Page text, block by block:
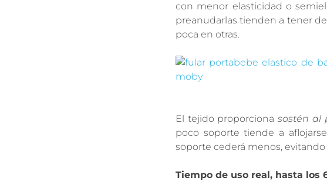
con menor elasticidad o
preanudarlas tienden a tener
poca en otras.
El tejido proporcionasostén al
poco soporte tiende a
soporte cederá menos, evitando
Tiempo de uso real, hasta los